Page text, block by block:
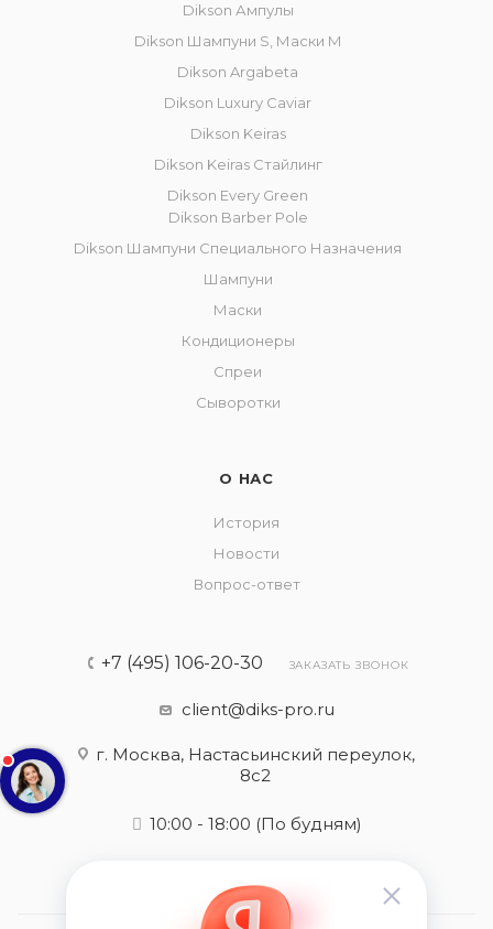
Dikson Ампулы
Dikson Шампуни S, Маски M
Dikson Argabeta
Dikson Luxury Caviar
Dikson Keiras
Dikson Keiras Стайлинг
Dikson Every Green
Dikson Barber Pole
Dikson Шампуни Специального Назначения
Шампуни
Маски
Кондиционеры
Спреи
Сыворотки
О НАС
История
Новости
Вопрос-ответ
+7 (495) 106-20-30 ЗАКАЗАТЬ ЗВОНОК
client@diks-pro.ru
г. Москва, Настасьинский переулок,
8с2
10:00 - 18:00 (По будням)